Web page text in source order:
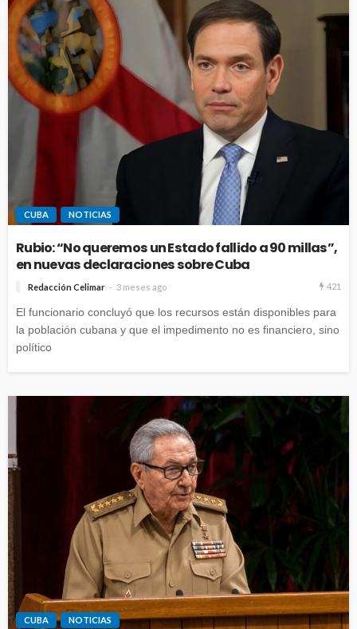
CUBA NOTICIAS
Rubio: “No queremos un Estado fallido a 90 millas”,
en nuevas declaraciones sobre Cuba
Redacción Celimar 3 meses ago 421
El funcionario concluyó que los recursos están disponibles para
la población cubana y que el impedimento no es financiero, sino
político
CUBA NOTICIAS